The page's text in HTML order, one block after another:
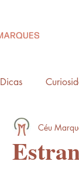
Dicas
Céu